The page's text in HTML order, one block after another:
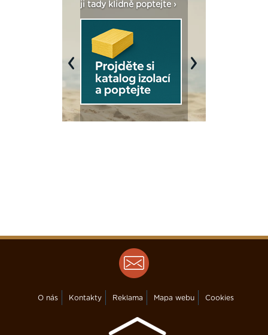
ji tady klidně poptejte ›
Previous Next
O nás Kontakty Reklama Mapa webu Cookies